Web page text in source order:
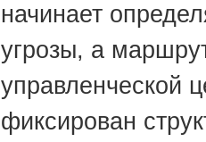
начинает
угрозы, а
управленческой
фиксирован